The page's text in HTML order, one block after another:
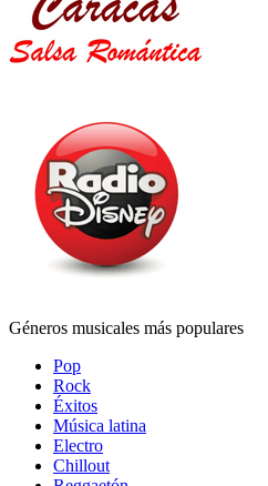
Géneros musicales más populares
Pop
Rock
Éxitos
Música latina
Electro
Chillout